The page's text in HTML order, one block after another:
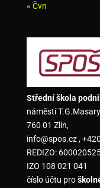
« Čvn
Střední škola
náměstí
760 01 Zlín,
info@spos.cz ,
REDIZO:
IZO 108 021 041
číslo účtu pro